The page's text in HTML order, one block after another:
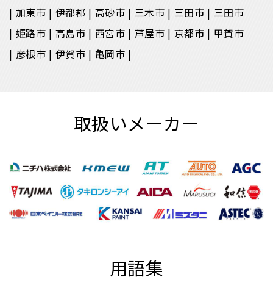
加東市
伊都郡 高砂市 三木市 三田市
三田市
姫路市
高島市 西宮市 芦屋市 京都市
甲賀市
彦根市
伊賀市 亀岡市
取扱いメーカー
用語集